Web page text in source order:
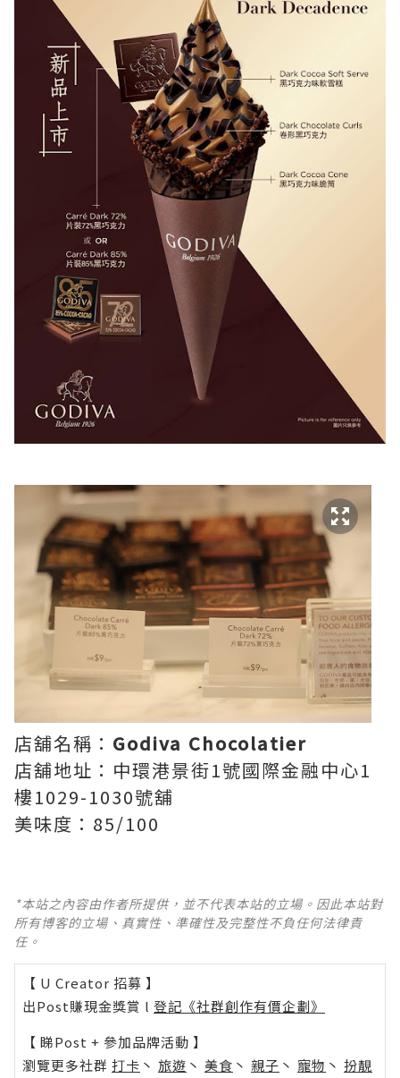
店舖名稱： Godiva Chocolatier
店舖地址：中環港景街1號國際金融中心1
樓1029-1030號舖
美味度：85/100
*本站之內容由作者所提供，並不代表本站的立場。因此本站對
所有博客的立場、真實性、準確性及完整性不負任何法律責
任。
【 U Creator 招募 】
出Post賺現金獎賞 l 登記《社群創作有價企劃》
【 睇Post + 參加品牌活動 】
瀏覽更多社群 打卡 丶 旅遊 丶 美食 丶 親子 丶 寵物 丶 扮靚